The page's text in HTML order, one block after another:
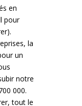
en
pour
la
un
notre
000.
tout le